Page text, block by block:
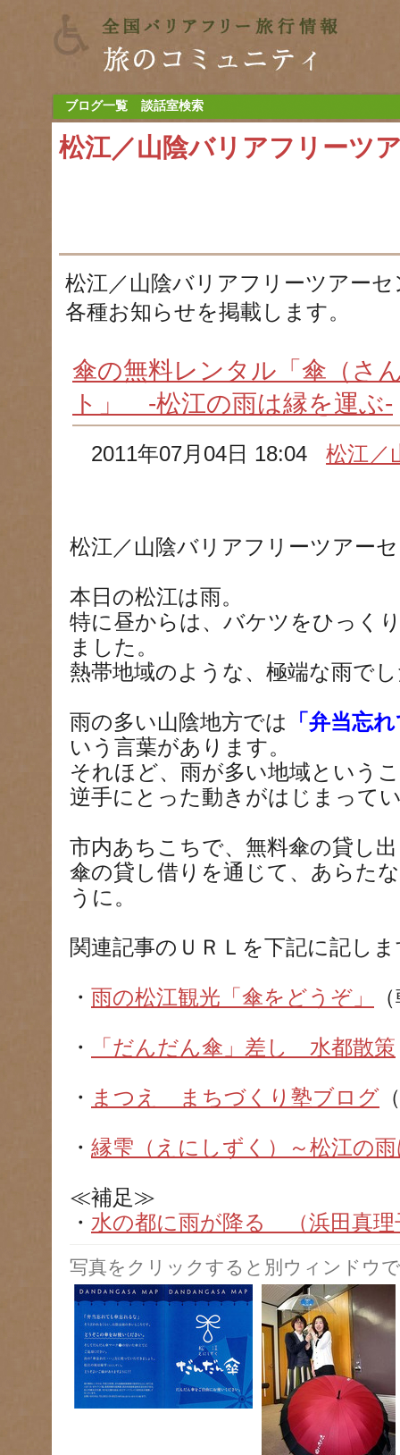
ブログ一覧 談話室検索
松江／山陰バリアフリーツ
松江／山陰バリアフリーツアー
各種お知らせを掲載します。
傘の無料レンタル「傘（さ
ト」 -松江の雨は縁を運ぶ-
2011年07月04日 18:04松江／
松江／山陰バリアフリーツアー
本日の松江は雨。
特に昼からは、バケツをひっく
ました。
熱帯地域のような、極端な雨で
雨の多い山陰地方では
「弁当忘
いう言葉があります。
それほど、雨が多い地域という
逆手にとった動きがはじまって
市内あちこちで、無料傘の貸し
傘の貸し借りを通じて、あらた
うに。
関連記事のＵＲＬを下記に記し
・ 雨の松江観光「傘をどうぞ」
・ 「だんだん傘」差し 水都散策
・ まつえ まちづくり塾ブログ
・ 縁雫（えにしずく）～松江の
≪補足≫
・ 水の都に雨が降る （浜田真理
写真をクリックすると別ウィンドウ